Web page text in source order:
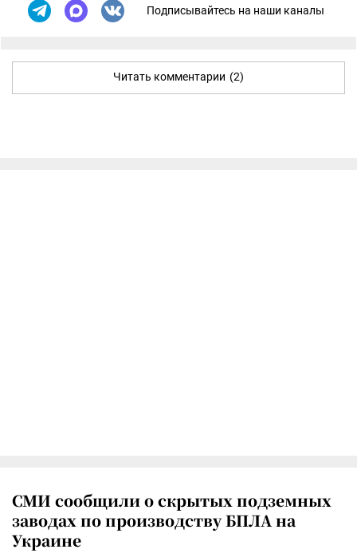
Подписывайтесь на наши каналы
Читать комментарии (2)
СМИ сообщили о скрытых подземных
заводах по производству БПЛА на
Украине